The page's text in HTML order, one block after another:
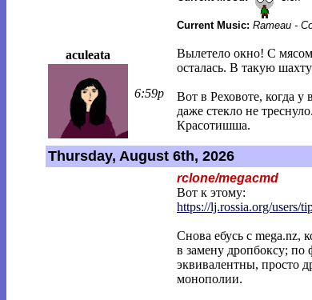
Current Music: Rameau -
aculeata
6:59p
Вылетело окно! С
осталaсь. В такую
Вот в Реховоте, когда у
даже стекло не
Красотишша.
Thursday, August 6th, 2026
rclone/megacmd
Вот к этому:
https://lj.rossia.org/users/
Снова ебусь с mega.nz,
в замену дропбоксу; по
эквивалентны, просто
монополии.